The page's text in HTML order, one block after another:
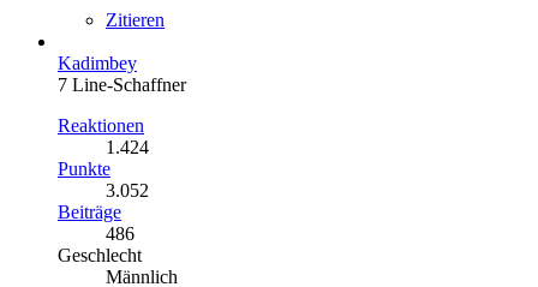
Zitieren
Kadimbey
7 Line-Schaffner
Reaktionen
1.424
Punkte
3.052
Beiträge
486
Geschlecht
Männlich